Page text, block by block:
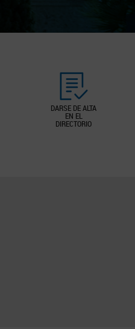
DARSE DE ALTA
EN EL
DIRECTORIO